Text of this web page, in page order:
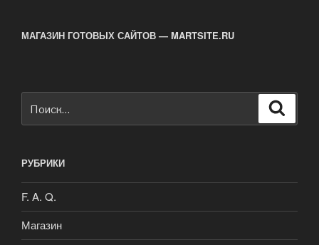
МАГАЗИН ГОТОВЫХ САЙТОВ — MARTSITE.RU
РУБРИКИ
F. A. Q.
Магазин